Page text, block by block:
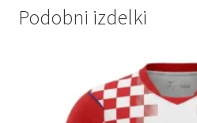
Podobni izdelki